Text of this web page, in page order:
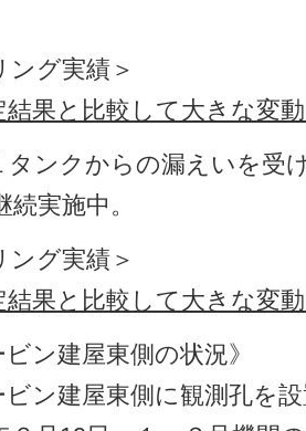
ング実績＞
結果と比較して大きな変
ンクからの漏えいを受
実施中。
ング実績＞
結果と比較して大きな変
ン建屋東側の状況》
ン建屋東側に観測孔を